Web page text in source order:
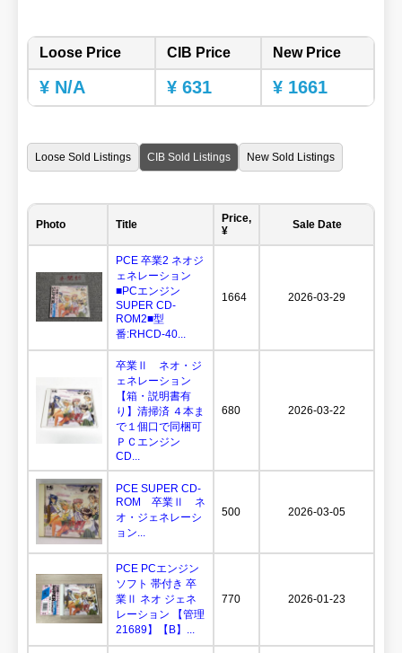
Loose Price CIB Price New Price
¥ N/A ¥ 631 ¥ 1661
Loose Sold Listings CIB Sold Listings New Sold Listings
Photo Title
Price,
¥
Sale Date
PCE 卒業2 ネオジ
ェネレーション
■PCエンジン
SUPER CD-
ROM2■型
番:RHCD-40...
1664 2026-03-29
卒業Ⅱ ネオ・ジ
ェネレーション
【箱・説明書有
り】清掃済 ４本ま
で１個口で同梱可
ＰＣエンジン
CD...
680 2026-03-22
PCE SUPER CD-
ROM 卒業Ⅱ ネ
オ・ジェネレーシ
ョン...
500 2026-03-05
PCE PCエンジン
ソフト 帯付き 卒
業Ⅱ ネオ ジェネ
レーション 【管理
21689】【B】...
770 2026-01-23